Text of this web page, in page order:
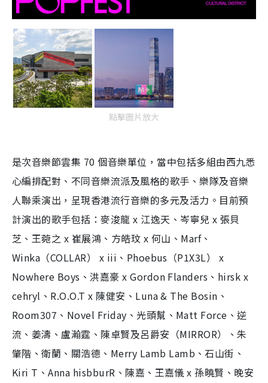
點擊圖片放大
是次音樂節雲集 70 個音樂單位，當中包括多組由西九悉
心編排配對、不同音樂流派及風格的歌手、樂隊及音樂
人聯乘演出，呈現香港流行音樂的多元及活力。目前預
計演出的歌手包括：麥浚龍 x 江逸天、岑寧兒 x 張貝
芝、王菀之 x 崔展鴻、方皓玟 x 何山、Marf、
Winka（COLLAR） x iii、Phoebus（P1X3L） x
Nowhere Boys、洪嘉豪 x Gordon Flanders、hirsk x
cehryl、R.O.O.T x 陳健安、Luna & The Bosin、
Room307、Novel Friday、光頭幫、Matt Force、逆
流、姜濤、盧瀚霆、陳卓賢及呂爵安（MIRROR）、朱
肇階、衛蘭、關浩德、Merry Lamb Lamb、石山街、
Kiri T、Anna hisbburR、陳嘉、王嘉儀 x 孫曉賢、晚安